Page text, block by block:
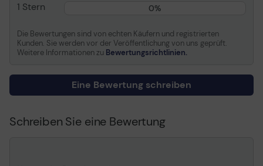
Media
Medientyp
Fotopapier, glänzend
Mediengrößen
Rolle (152,4 cm x 61 m)
Medienstärke
7,4 mil
Enthaltene Menge
1 Rolle(n)
1 Stern 0%
Die Bewertungen sind von echten Käufern und registrierten
Kunden. Sie werden vor der Veröffentlichung von uns geprüft.
Weitere Informationen zu Bewertungsrichtlinien.
Eine Bewertung schreiben
Schreiben Sie eine Bewertung